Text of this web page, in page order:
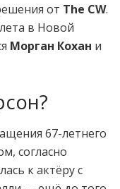
от The CW.
в Новой
Морган Кохан и
67-летнего
согласно
к актёру с